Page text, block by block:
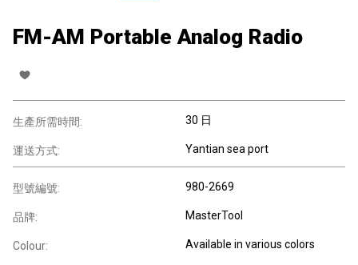
FM-AM Portable Analog Radio
生產所需時間: 30 日
運送方式: Yantian sea port
型號編號: 980-2669
品牌: MasterTool
Colour: Available in various colors